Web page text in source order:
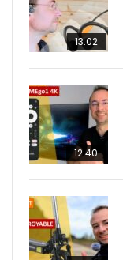
13:02
12:40